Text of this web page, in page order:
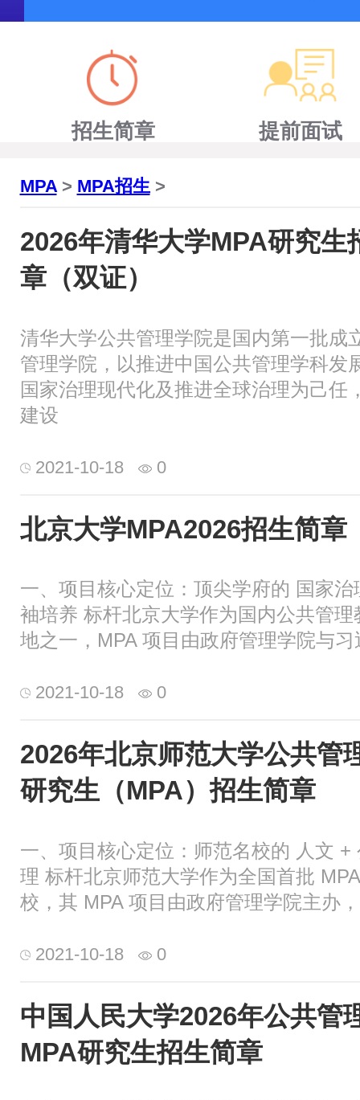
招生简章 提前面试
MPA> MPA招生>
2026年清华大学MPA研究生
章（双证）
清华大学公共管理学院是国内第一批成
管理学院，以推进中国公共管理学科发
国家治理现代化及推进全球治理为己任
建设
2021-10-18 0
北京大学MPA2026招生简章
一、项目核心定位：顶尖学府的 国家治
袖培养 标杆​北京大学作为国内公共管理
地之一，MPA 项目由政府管理学院与习
2021-10-18 0
2026年北京师范大学公共管
研究生（MPA）招生简章
一、项目核心定位：师范名校的 人文 +
理 标杆​北京师范大学作为全国首批
校，其 MPA 项目由政府管理学院主办，
2021-10-18 0
中国人民大学2026年公共管
MPA研究生招生简章